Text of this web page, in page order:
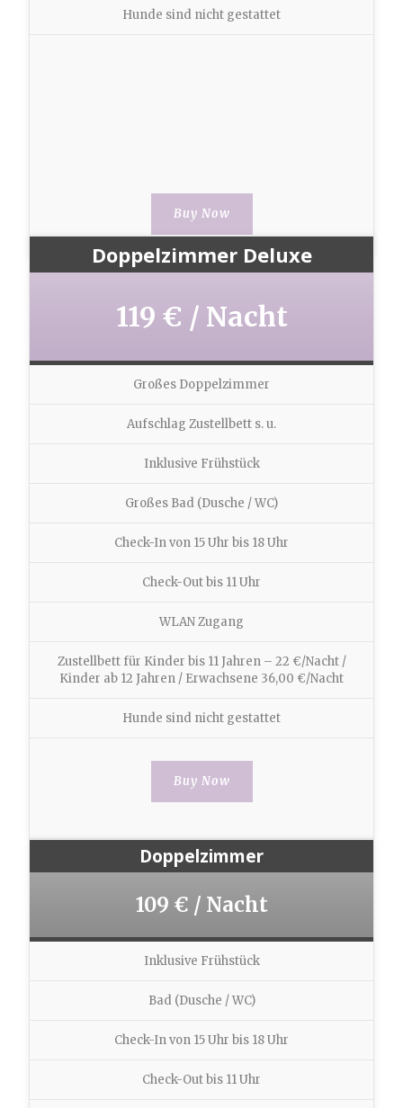
Hunde sind nicht gestattet
Buy Now
Doppelzimmer Deluxe
119 € / Nacht
Großes Doppelzimmer
Aufschlag Zustellbett s. u.
Inklusive Frühstück
Großes Bad (Dusche / WC)
Check-In von 15 Uhr bis 18 Uhr
Check-Out bis 11 Uhr
WLAN Zugang
Zustellbett für Kinder bis 11 Jahren – 22 €/Nacht /
Kinder ab 12 Jahren / Erwachsene 36,00 €/Nacht
Hunde sind nicht gestattet
Buy Now
Doppelzimmer
109 € / Nacht
Inklusive Frühstück
Bad (Dusche / WC)
Check-In von 15 Uhr bis 18 Uhr
Check-Out bis 11 Uhr